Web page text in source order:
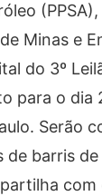
Minas e
do 3º
para o dia
Serão
de barris
com